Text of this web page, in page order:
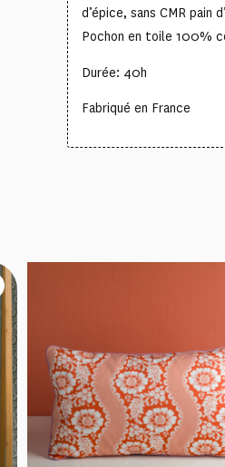
d’épice, sans CMR pain
Pochon en toile 100%
Durée: 40h
Fabriqué en France